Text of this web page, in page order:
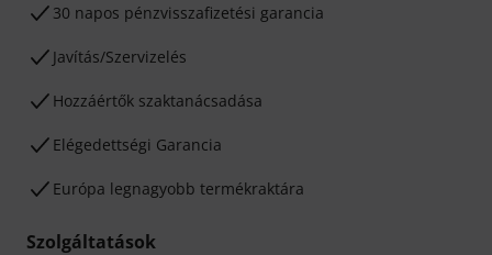
30 napos pénzvisszafizetési garancia
Javítás/Szervizelés
Hozzáértők szaktanácsadása
Elégedettségi Garancia
Európa legnagyobb termékraktára
Szolgáltatások